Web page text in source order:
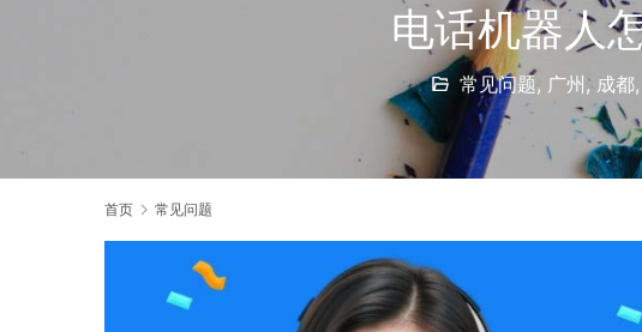
电话机器人
常见问题, 广州 , 成都,
首页 常见问题